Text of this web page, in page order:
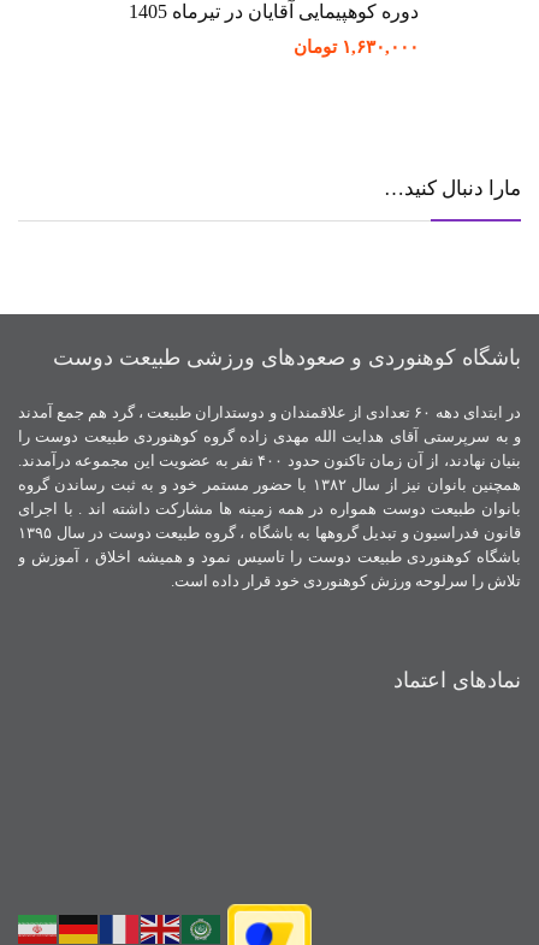
دوره کوهپیمایی آقایان در تیرماه 1405
۱,۶۳۰,۰۰۰ تومان
مارا دنبال کنید…
باشگاه کوهنوردی و صعودهای ورزشی طبیعت دوست
در ابتدای دهه ۶۰ تعدادی از علاقمندان و دوستداران طبیعت ، گرد هم جمع آمدند
و به سرپرستی آقای هدایت الله مهدی زاده گروه کوهنوردی طبیعت دوست را
بنیان نهادند، از آن زمان تاکنون حدود ۴۰۰ نفر به عضویت این مجموعه درآمدند.
همچنین بانوان نیز از سال ۱۳۸۲ با حضور مستمر خود و به ثبت رساندن گروه
بانوان طبیعت دوست همواره در همه زمینه ها مشارکت داشته اند . با اجرای
قانون فدراسیون و تبدیل گروهها به باشگاه ، گروه طبیعت دوست در سال ۱۳۹۵
باشگاه کوهنوردی طبیعت دوست را تاسیس نمود و همیشه اخلاق ، آموزش و
تلاش را سرلوحه ورزش کوهنوردی خود قرار داده است.
نمادهای اعتماد